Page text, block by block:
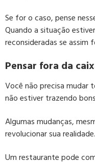
Se for o caso, pense
Quando a situação
reconsideradas se assim
Pensar fora da
Você não precisa mudar
não estiver trazendo
Algumas mudanças,
revolucionar sua realidade.
Um restaurante pode